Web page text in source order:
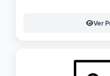
Ver